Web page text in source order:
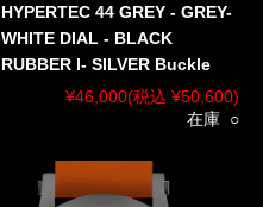
HYPERTEC 44 GREY - GREY-
WHITE DIAL - BLACK
RUBBER I- SILVER Buckle
¥46,000(税込 ¥50,600)
在庫 ○